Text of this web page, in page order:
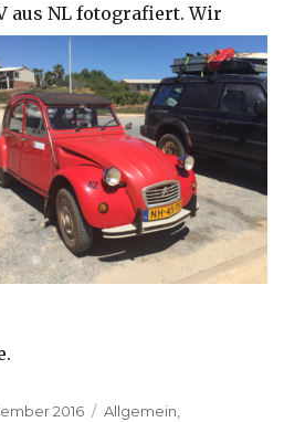
aus NL fotografiert. Wir
2016 Kategorien
Allgemein